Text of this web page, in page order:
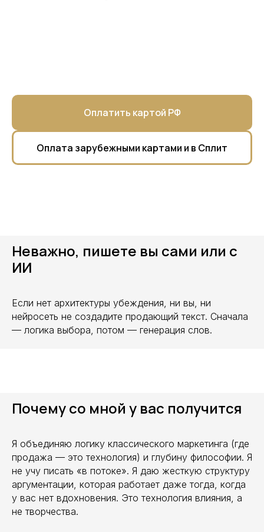
Оплатить картой РФ
Оплата зарубежными картами и в Сплит
Неважно, пишете вы сами или с
ИИ
Если нет архитектуры убеждения, ни вы, ни
нейросеть не создадите продающий текст. Сначала
— логика выбора, потом — генерация слов.
Почему со мной у вас получится
Я объединяю логику классического маркетинга (где
продажа — это технология) и глубину философии. Я
не учу писать «в потоке». Я даю жесткую структуру
аргументации, которая работает даже тогда, когда
у вас нет вдохновения. Это технология влияния, а
не творчества.